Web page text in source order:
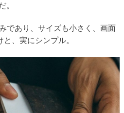
。
であり、サイズも小さく、画面
、実にシンプル。